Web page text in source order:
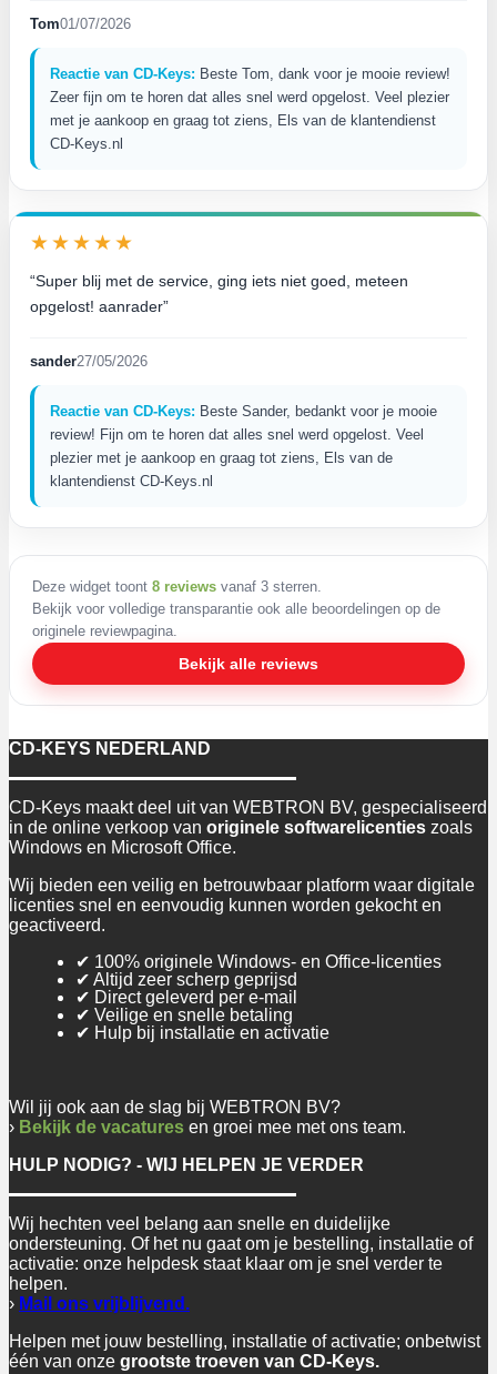
Tom01/07/2026
Reactie van CD-Keys: Beste Tom, dank voor je mooie review!
Zeer fijn om te horen dat alles snel werd opgelost. Veel plezier
met je aankoop en graag tot ziens, Els van de klantendienst
CD-Keys.nl
★★★★★
“Super blij met de service, ging iets niet goed, meteen
opgelost! aanrader”
sander27/05/2026
Reactie van CD-Keys: Beste Sander, bedankt voor je mooie
review! Fijn om te horen dat alles snel werd opgelost. Veel
plezier met je aankoop en graag tot ziens, Els van de
klantendienst CD-Keys.nl
Deze widget toont 8 reviews vanaf 3 sterren.
Bekijk voor volledige transparantie ook alle beoordelingen op de
originele reviewpagina.
Bekijk alle reviews
CD-KEYS NEDERLAND
CD-Keys maakt deel uit van WEBTRON BV, gespecialiseerd
in de online verkoop van originele softwarelicenties zoals
Windows en Microsoft Office.
Wij bieden een veilig en betrouwbaar platform waar digitale
licenties snel en eenvoudig kunnen worden gekocht en
geactiveerd.
✔ 100% originele Windows- en Office-licenties
✔ Altijd zeer scherp geprijsd
✔ Direct geleverd per e-mail
✔ Veilige en snelle betaling
✔ Hulp bij installatie en activatie
Wil jij ook aan de slag bij WEBTRON BV?
› Bekijk de vacatures en groei mee met ons team.
HULP NODIG? - WIJ HELPEN JE VERDER
Wij hechten veel belang aan snelle en duidelijke
ondersteuning. Of het nu gaat om je bestelling, installatie of
activatie: onze helpdesk staat klaar om je snel verder te
helpen.
› Mail ons vrijblijvend.
Helpen met jouw bestelling, installatie of activatie; onbetwist
één van onze grootste troeven van CD-Keys.